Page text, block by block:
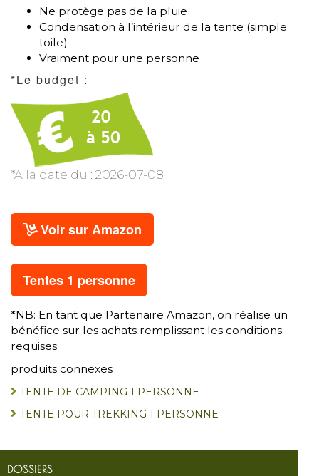
Ne protège pas de la pluie
Condensation à l’intérieur de la tente (simple
toile)
Vraiment pour une personne
*Le budget :
*A la date du : 2026-07-08
Voir sur Amazon
Tentes 1 personne
*NB: En tant que Partenaire Amazon, on réalise un
bénéfice sur les achats remplissant les conditions
requises
produits connexes
TENTE DE CAMPING 1 PERSONNE
TENTE POUR TREKKING 1 PERSONNE
DOSSIERS